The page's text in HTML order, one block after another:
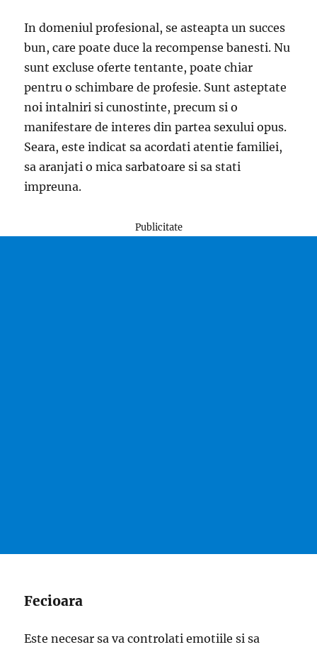
In domeniul profesional, se asteapta un succes
bun, care poate duce la recompense banesti. Nu
sunt excluse oferte tentante, poate chiar
pentru o schimbare de profesie. Sunt asteptate
noi intalniri si cunostinte, precum si o
manifestare de interes din partea sexului opus.
Seara, este indicat sa acordati atentie familiei,
sa aranjati o mica sarbatoare si sa stati
impreuna.
Publicitate
Fecioara
Este necesar sa va controlati emotiile si sa